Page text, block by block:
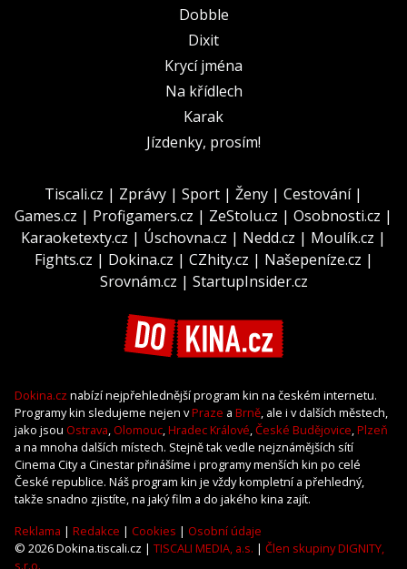
Dobble
Dixit
Krycí jména
Na křídlech
Karak
Jízdenky, prosím!
Tiscali.cz | Zprávy | Sport | Ženy | Cestování|
Games.cz | Profigamers.cz | ZeStolu.cz | Osobnosti.cz |
Karaoketexty.cz | Úschovna.cz | Nedd.cz | Moulík.cz |
Fights.cz | Dokina.cz | CZhity.cz | Našepeníze.cz |
Srovnám.cz | StartupInsider.cz
Dokina.cz nabízí nejpřehlednější program kin na českém internetu.
Programy kin sledujeme nejen vPraze a Brně, ale i v dalších městech,
jako jsou Ostrava, Olomouc,Hradec Králové,České Budějovice,Plzeň
a na mnoha dalších místech. Stejně tak vedle nejznámějších sítí
Cinema City a Cinestar přinášíme i programy menších kin po celé
České republice. Náš program kin je vždy kompletní a přehledný,
takže snadno zjistíte, na jaký film a do jakého kina zajít.
Reklama | Redakce | Cookies | Osobní údaje
© 2026 Dokina.tiscali.cz | TISCALI MEDIA, a.s. | Člen skupiny DIGNITY,
s.r.o.